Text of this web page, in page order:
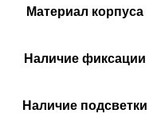
Материал корпуса
Наличие фиксации
Наличие подсветки